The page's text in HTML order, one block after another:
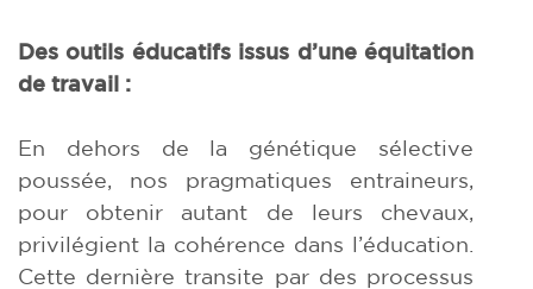
Des outils éducatifs issus d’une équitation
de travail :
En dehors de la génétique sélective
poussée, nos pragmatiques entraineurs,
pour obtenir autant de leurs chevaux,
privilégient la cohérence dans l’éducation.
Cette dernière transite par des processus